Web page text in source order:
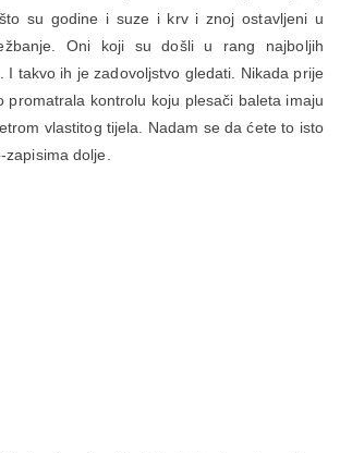
su godine i suze i krv i znoj ostavljeni u
Oni koji su došli u rang najboljih
I takvo ih je zadovoljstvo gledati. Nikada prije
promatrala kontrolu koju plesači baleta imaju
vlastitog tijela. Nadam se da ćete to isto
dolje.